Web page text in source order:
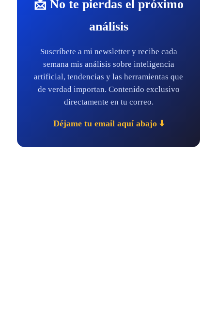
📩 No te pierdas el próximo
análisis
Suscríbete a mi newsletter y recibe cada
semana mis análisis sobre inteligencia
artificial, tendencias y las herramientas que
de verdad importan. Contenido exclusivo
directamente en tu correo.
Déjame tu email aquí abajo ⬇️